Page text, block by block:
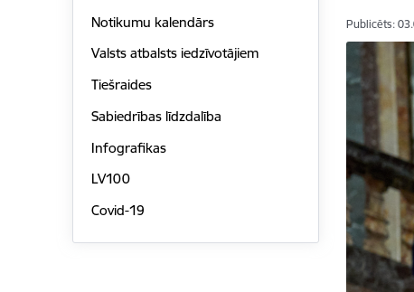
Notikumu kalendārs
Valsts atbalsts iedzīvotājiem
Tiešraides
Sabiedrības līdzdalība
Infografikas
LV100
Covid-19
Publicēts: